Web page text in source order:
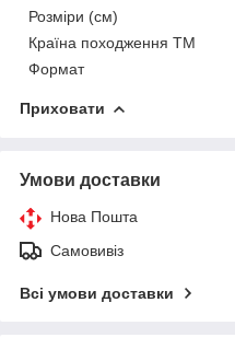
Розміри (см)
Країна походження ТМ
Формат
Приховати
Умови доставки
Нова Пошта
Самовивіз
Всі умови доставки